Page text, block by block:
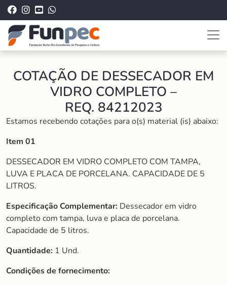
COTAÇÃO DE DESSECADOR EM
VIDRO COMPLETO –
REQ. 84212023
Estamos recebendo cotações para o(s) material (is) abaixo:
Item 01
DESSECADOR EM VIDRO COMPLETO COM TAMPA,
LUVA E PLACA DE PORCELANA. CAPACIDADE DE 5
LITROS.
Especificação Complementar: Dessecador em vidro
completo com tampa, luva e placa de porcelana.
Capacidade de 5 litros.
Quantidade: 1 Und.
Condições de fornecimento: